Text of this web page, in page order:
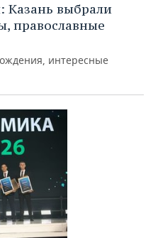
Казань выбрали
православные
интересные